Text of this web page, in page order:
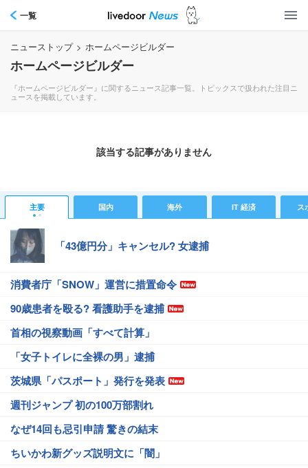
一覧
ニューストップ > ホームページビルダー
ホームページビルダー
『ホームページビルダー』に関するニュース記事一覧。トピックスで扱われた注目ニ
ュースを掲載しています。
該当する記事がありません
主要 国内 海外 IT 経済 ス
「43億円分」キャンセル? 女逮捕
消費者庁「SNOW」運営に措置命令
90歳患者を殴る? 看護助手を逮捕
首相の視察動画「すべて計算」
「女子トイレに全裸の男」逮捕
茨城県「パスポート」発行を発表
週刊ジャンプ 初の100万部割れ
なぜ14回も忌引申請 驚きの結末
ちいかわ新グッズ説明文に「闇」